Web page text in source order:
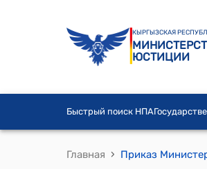
КЫРГЫЗСКАЯ
ЮСТИЦИИ
Быстрый поиск НПА
Главная ›